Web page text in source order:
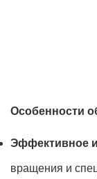
Особенности
Эффективное
вращения и